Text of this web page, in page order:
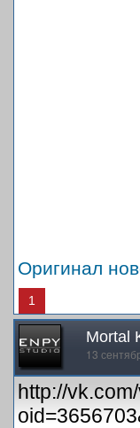
Оригинал
1
Mortal
13
http://